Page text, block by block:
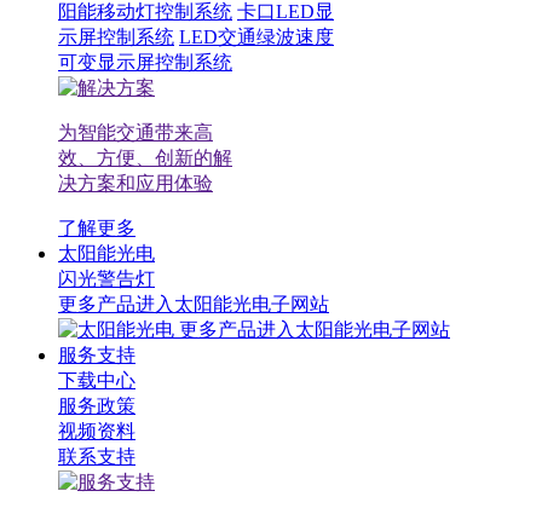
阳能移动灯控制系统 卡口LED显
示屏控制系统 LED交通绿波速度
可变显示屏控制系统
为智能交通带来高
效、方便、创新的解
决方案和应用体验
了解更多
太阳能光电
闪光警告灯
更多产品进入太阳能光电子网站
更多产品进入太阳能光电子网站
服务支持
下载中心
服务政策
视频资料
联系支持